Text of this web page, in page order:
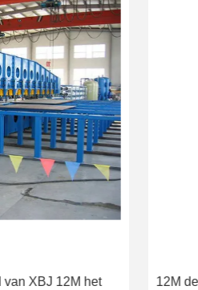
XBJ 12M het
12M